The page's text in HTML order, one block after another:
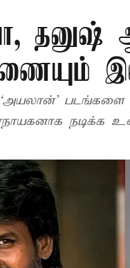
தனுஷ்
படங்களை
நடிக்க